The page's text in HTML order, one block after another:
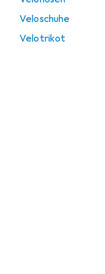
Veloschuhe
Velotrikot